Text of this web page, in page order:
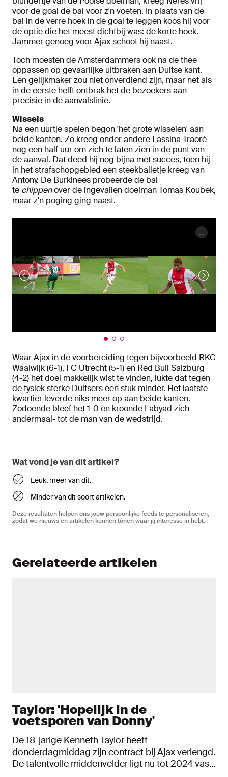
voor de goal de bal voor z'n voeten. In plaats van de
bal in de verre hoek in de goal te leggen koos hij voor
de optie die het meest dichtbij was: de korte hoek.
Jammer genoeg voor Ajax schoot hij naast.
Toch moesten de Amsterdammers ook na de thee
oppassen op gevaarlijke uitbraken aan Duitse kant.
Een gelijkmaker zou niet onverdiend zijn, maar net als
in de eerste helft ontbrak het de bezoekers aan
precisie in de aanvalslinie.
Wissels
Na een uurtje spelen begon 'het grote wisselen' aan
beide kanten. Zo kreeg onder andere Lassina Traoré
nog een half uur om zich te laten zien in de punt van
de aanval. Dat deed hij nog bijna met succes, toen hij
in het strafschopgebied een steekballetje kreeg van
Antony. De Burkinees probeerde de bal
te chippenover de ingevallen doelman Tomas Koubek,
maar z'n poging ging naast.
Waar Ajax in de voorbereiding tegen bijvoorbeeld RKC
Waalwijk (6-1), FC Utrecht (5-1) en Red Bull Salzburg
(4-2) het doel makkelijk wist te vinden, lukte dat tegen
de fysiek sterke Duitsers een stuk minder. Het laatste
kwartier leverde niks meer op aan beide kanten.
Zodoende bleef het 1-0 en kroonde Labyad zich -
andermaal- tot de man van de wedstrijd.
Wat vond je van dit artikel?
Leuk, meer van dit.
Minder van dit soort artikelen.
Deze resultaten helpen ons jouw persoonlijke feeds te personaliseren,
zodat we nieuws en artikelen kunnen tonen waar jij interesse in hebt.
Gerelateerde artikelen
Taylor: 'Hopelijk in de
voetsporen van Donny'
De 18-jarige Kenneth Taylor heeft
donderdagmiddag zijn contract bij Ajax verlengd.
De talentvolle middenvelder ligt nu tot 2024 vast